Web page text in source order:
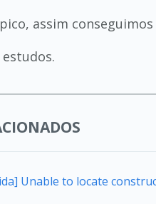
assim
Unable to locate